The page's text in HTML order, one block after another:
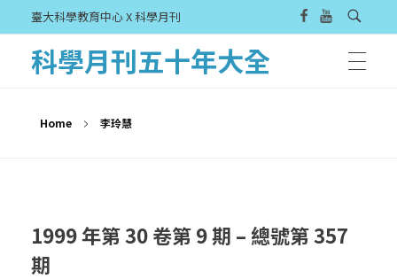
臺大科學教育中心 X 科學月刊
科學月刊五十年大全
Home 李玲慧
1999 年第 30 卷第 9 期 – 總號第 357
期